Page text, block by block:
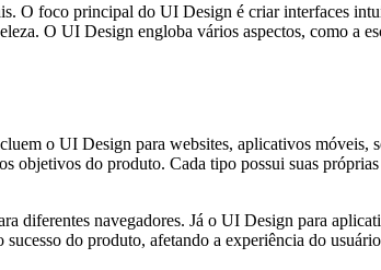
foco principal do UI Design é criar interfaces
O UI Design engloba vários aspectos, como a
o UI Design para websites, aplicativos móveis,
do produto. Cada tipo possui suas
diferentes navegadores. Já o UI Design para
do produto, afetando a experiência do